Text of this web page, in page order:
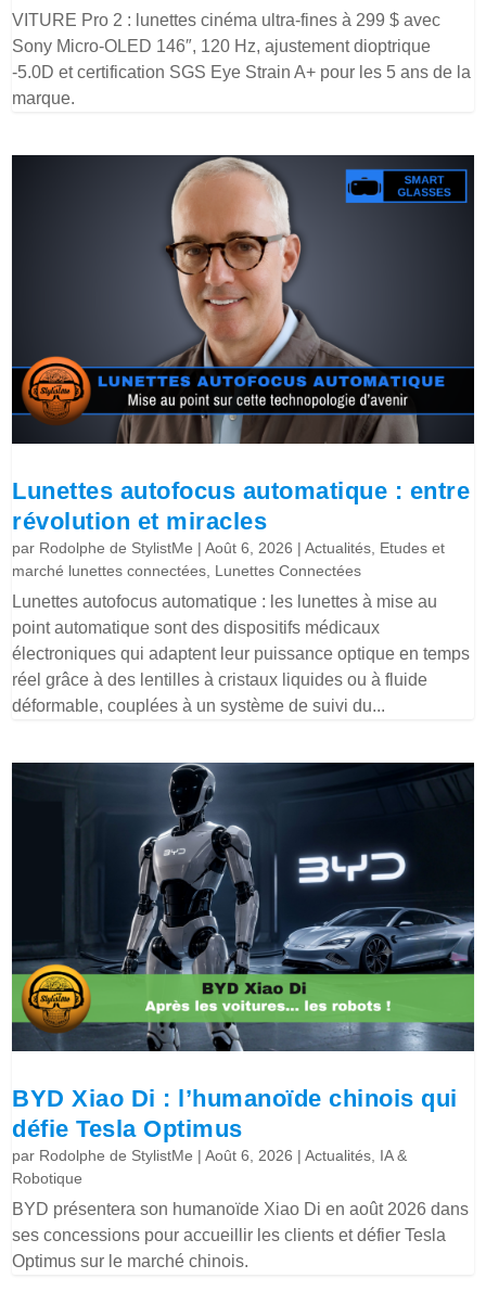
VITURE Pro 2 : lunettes cinéma ultra-fines à 299 $ avec
Sony Micro-OLED 146″, 120 Hz, ajustement dioptrique
-5.0D et certification SGS Eye Strain A+ pour les 5 ans de la
marque.
Lunettes autofocus automatique : entre
révolution et miracles
par Rodolphe de StylistMe |Août 6, 2026 |Actualités, Etudes et
marché lunettes connectées, Lunettes Connectées
Lunettes autofocus automatique : les lunettes à mise au
point automatique sont des dispositifs médicaux
électroniques qui adaptent leur puissance optique en temps
réel grâce à des lentilles à cristaux liquides ou à fluide
déformable, couplées à un système de suivi du...
BYD Xiao Di : l’humanoïde chinois qui
défie Tesla Optimus
par Rodolphe de StylistMe |Août 6, 2026 |Actualités, IA &
Robotique
BYD présentera son humanoïde Xiao Di en août 2026 dans
ses concessions pour accueillir les clients et défier Tesla
Optimus sur le marché chinois.